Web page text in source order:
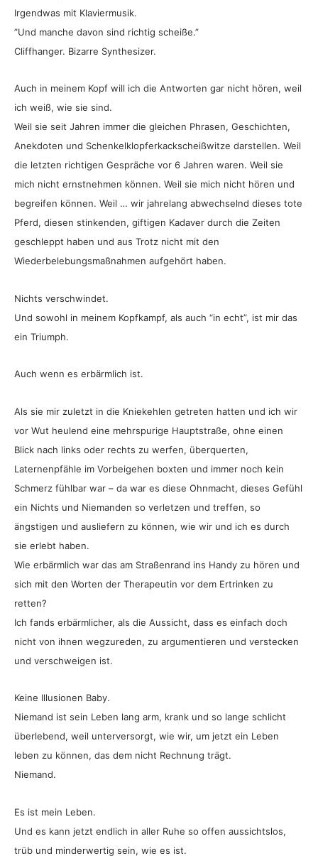
Irgendwas mit Klaviermusik.
”Und manche davon sind richtig scheiße.”
Cliffhanger. Bizarre Synthesizer.
Auch in meinem Kopf will ich die Antworten gar nicht hören, weil
ich weiß, wie sie sind.
Weil sie seit Jahren immer die gleichen Phrasen, Geschichten,
Anekdoten und Schenkelklopferkackscheißwitze darstellen. Weil
die letzten richtigen Gespräche vor 6 Jahren waren. Weil sie
mich nicht ernstnehmen können. Weil sie mich nicht hören und
begreifen können. Weil … wir jahrelang abwechselnd dieses tote
Pferd, diesen stinkenden, giftigen Kadaver durch die Zeiten
geschleppt haben und aus Trotz nicht mit den
Wiederbelebungsmaßnahmen aufgehört haben.
Nichts verschwindet.
Und sowohl in meinem Kopfkampf, als auch “in echt”, ist mir das
ein Triumph.
Auch wenn es erbärmlich ist.
Als sie mir zuletzt in die Kniekehlen getreten hatten und ich wir
vor Wut heulend eine mehrspurige Hauptstraße, ohne einen
Blick nach links oder rechts zu werfen, überquerten,
Laternenpfähle im Vorbeigehen boxten und immer noch kein
Schmerz fühlbar war – da war es diese Ohnmacht, dieses Gefühl
ein Nichts und Niemanden so verletzen und treffen, so
ängstigen und ausliefern zu können, wie wir und ich es durch
sie erlebt haben.
Wie erbärmlich war das am Straßenrand ins Handy zu hören und
sich mit den Worten der Therapeutin vor dem Ertrinken zu
retten?
Ich fands erbärmlicher, als die Aussicht, dass es einfach doch
nicht von ihnen wegzureden, zu argumentieren und verstecken
und verschweigen ist.
Keine Illusionen Baby.
Niemand ist sein Leben lang arm, krank und so lange schlicht
überlebend, weil unterversorgt, wie wir, um jetzt ein Leben
leben zu können, das dem nicht Rechnung trägt.
Niemand.
Es ist mein Leben.
Und es kann jetzt endlich in aller Ruhe so offen aussichtslos,
trüb und minderwertig sein, wie es ist.